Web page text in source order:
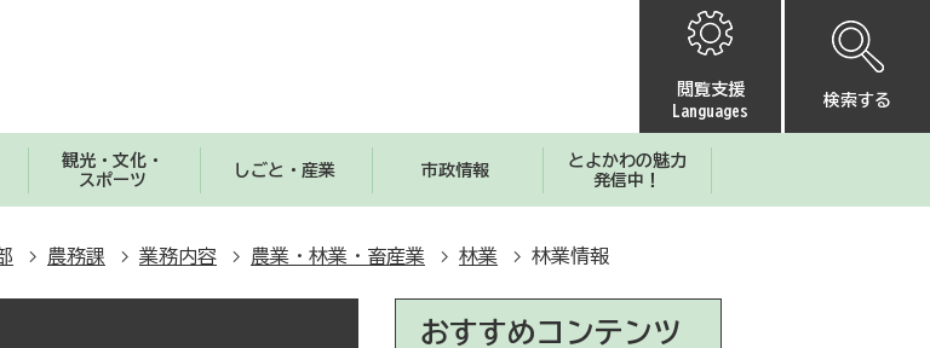
閲覧支援
Languages
検索する
観光・文化・
スポーツ
しごと・産業 市政情報
とよかわの魅力
発信中！
農務課 業務内容 農業・林業・畜産業 林業 林業情報
おすすめコンテンツ